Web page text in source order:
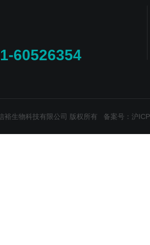
60526354
裕生物科技有限公司 版权所有 备案号：沪